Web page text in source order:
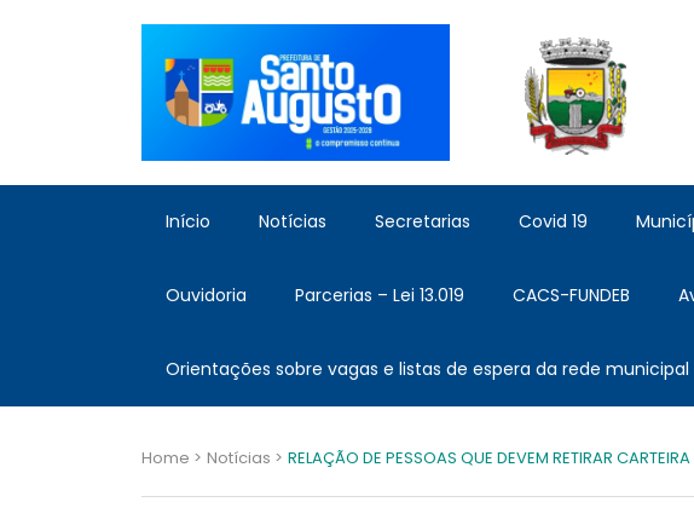
Início Notícias Secretarias Covid 19
Ouvidoria Parcerias – Lei 13.019 CACS-FUNDEB
Orientações sobre vagas e listas de espera da rede
Home > Notícias > RELAÇÃO DE PESSOAS QUE DEVEM RETIRAR